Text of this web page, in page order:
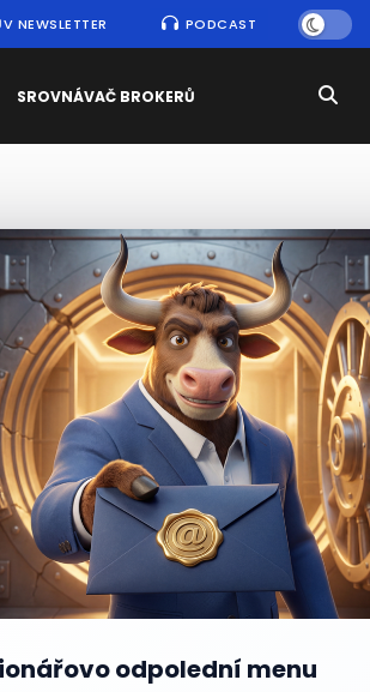
NEWSLETTER PODCAST
SROVNÁVAČ BROKERŮ
odpolední menu
zprávy